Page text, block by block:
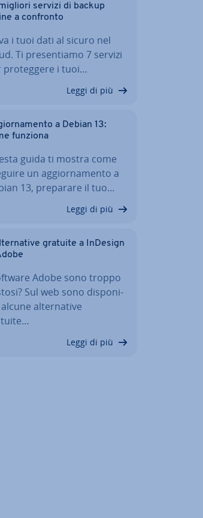
migliori servizi di backup
a confronto
i tuoi dati al sicuro nel
Ti pre­sen­tia­mo 7 servizi
pro­teg­ge­re i tuoi…
Leggi di più
a Debian 13:
funziona
guida ti mostra come
un ag­gior­na­men­to a
13, preparare il tuo…
Leggi di più
gratuite a InDesign
Adobe sono troppo
Sul web sono di­spo­ni­
al­ter­na­ti­ve
Leggi di più